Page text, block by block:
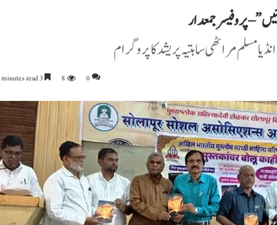
– پروفیسر جمعدار
مسلم مراٹھی ساہتیہ پریشد کا پروگرام
0
8